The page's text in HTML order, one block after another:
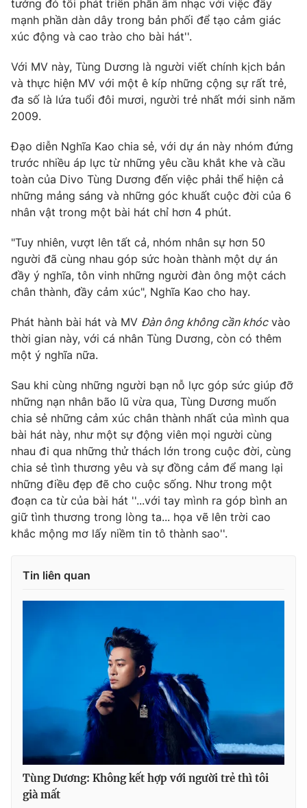
tưởng đó tôi phát triển phần âm nhạc với việc đẩy
mạnh phần dàn dây trong bản phối để tạo cảm giác
xúc động và cao trào cho bài hát''.
Với MV này, Tùng Dương là người viết chính kịch bản
và thực hiện MV với một ê kíp những cộng sự rất trẻ,
đa số là lứa tuổi đôi mươi, người trẻ nhất mới sinh năm
2009.
Đạo diễn Nghĩa Kao chia sẻ, với dự án này nhóm đứng
trước nhiều áp lực từ những yêu cầu khắt khe và cầu
toàn của Divo Tùng Dương đến việc phải thể hiện cả
những mảng sáng và những góc khuất cuộc đời của 6
nhân vật trong một bài hát chỉ hơn 4 phút.
"Tuy nhiên, vượt lên tất cả, nhóm nhân sự hơn 50
người đã cùng nhau góp sức hoàn thành một dự án
đầy ý nghĩa, tôn vinh những người đàn ông một cách
chân thành, đầy cảm xúc", Nghĩa Kao cho hay.
Phát hành bài hát và MV Đàn ông không cần khócvào
thời gian này, với cá nhân Tùng Dương, còn có thêm
một ý nghĩa nữa.
Sau khi cùng những người bạn nỗ lực góp sức giúp đỡ
những nạn nhân bão lũ vừa qua, Tùng Dương muốn
chia sẻ những cảm xúc chân thành nhất của mình qua
bài hát này, như một sự động viên mọi người cùng
nhau đi qua những thử thách lớn trong cuộc đời, cùng
chia sẻ tình thương yêu và sự đồng cảm để mang lại
những điều đẹp đẽ cho cuộc sống. Như trong một
đoạn ca từ của bài hát ''...với tay mình ra góp bình an
giữ tình thương trong lòng ta... họa vẽ lên trời cao
khắc mộng mơ lấy niềm tin tô thành sao''.
Tin liên quan
Tùng Dương: Không kết hợp với người trẻ thì tôi
già mất